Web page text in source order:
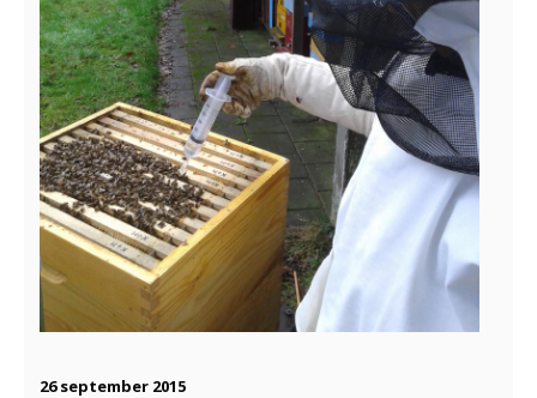
26 september 2015